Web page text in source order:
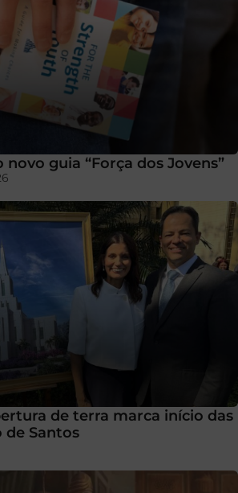
guia “Força dos Jovens”
de terra marca início das
de Santos